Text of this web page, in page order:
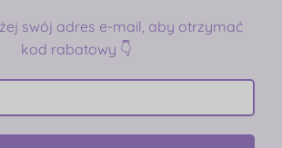
swój adres e-mail, aby otrzymać
kod rabatowy 👇